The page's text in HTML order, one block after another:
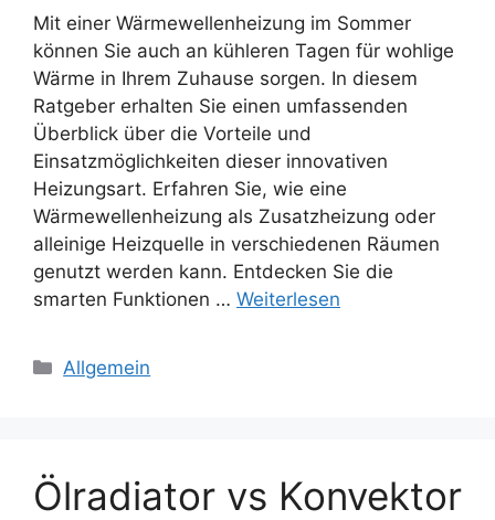
Mit einer Wärmewellenheizung im Sommer
können Sie auch an kühleren Tagen für wohlige
Wärme in Ihrem Zuhause sorgen. In diesem
Ratgeber erhalten Sie einen umfassenden
Überblick über die Vorteile und
Einsatzmöglichkeiten dieser innovativen
Heizungsart. Erfahren Sie, wie eine
Wärmewellenheizung als Zusatzheizung oder
alleinige Heizquelle in verschiedenen Räumen
genutzt werden kann. Entdecken Sie die
smarten Funktionen … Weiterlesen
Kategorien
Allgemein
Ölradiator vs Konvektor